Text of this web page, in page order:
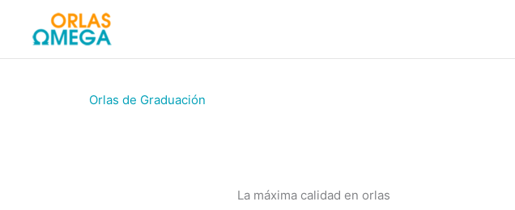
contenido
Orlas de Graduación
La máxima calidad en orlas